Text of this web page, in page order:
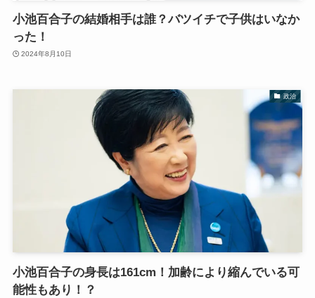
小池百合子の結婚相手は誰？バツイチで子供はいなか
った！
2024年8月10日
政治
小池百合子の身長は161cm！加齢により縮んでいる可
能性もあり！？